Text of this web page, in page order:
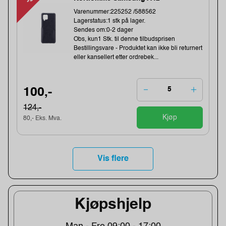
Kjøpshjelp
Varenummer:225252 /588562
Lagerstatus:1 stk på lager.
Sendes om:0-2 dager
Obs, kun1 Stk. til denne tilbudsprisen
Bestillingsvare - Produktet kan ikke bli returnert
eller kansellert etter ordrebek...
100,-
124,-
80,- Eks. Mva. Kjøp
Vis flere